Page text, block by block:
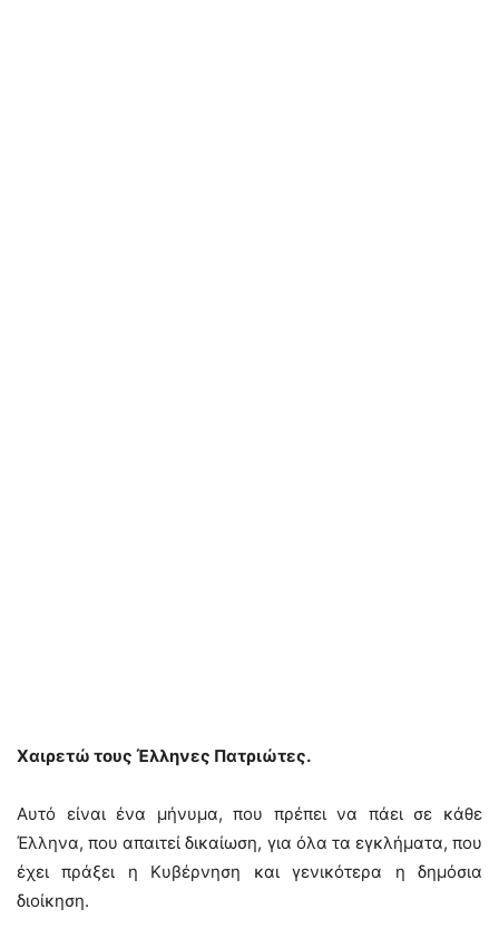
Χαιρετώ τους Έλληνες Πατριώτες.
Αυτό είναι ένα μήνυμα, που πρέπει να πάει σε κάθε
Έλληνα, που απαιτεί δικαίωση, για όλα τα εγκλήματα, που
έχει πράξει η Κυβέρνηση και γενικότερα η δημόσια
διοίκηση.